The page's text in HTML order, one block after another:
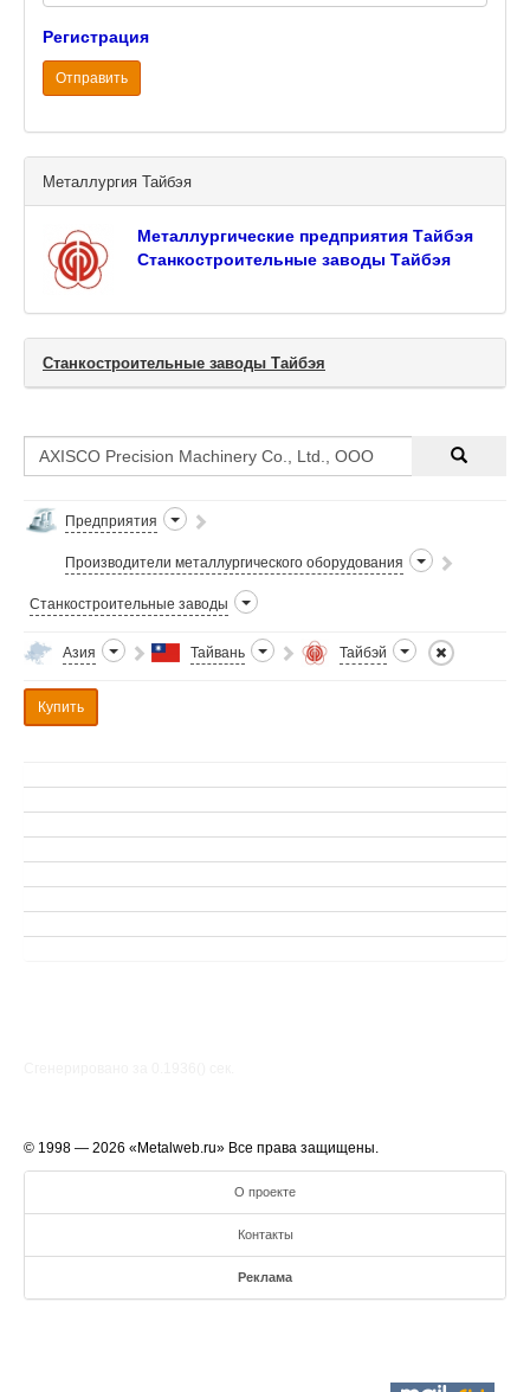
Регистрация
Отправить
Металлургия Тайбэя
Металлургические предприятия Тайбэя
Станкостроительные заводы Тайбэя
Станкостроительные заводы Тайбэя
Предприятия
Производители металлургического оборудования
Станкостроительные заводы
Азия Тайвань Тайбэй
Купить
© 1998 — 2026 «Metalweb.ru» Все права защищены.
О проекте
Контакты
Реклама